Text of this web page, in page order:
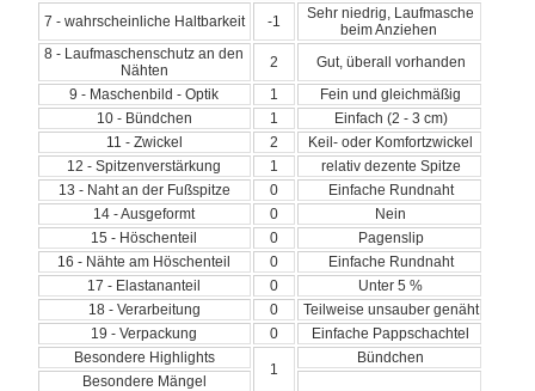
7 - wahrscheinliche Haltbarkeit
-1
Sehr niedrig, Laufmasche
beim Anziehen
8 - Laufmaschenschutz an den
Nähten
2
Gut, überall vorhanden
9 - Maschenbild - Optik
1
Fein und gleichmäßig
10 - Bündchen
1
Einfach (2 - 3 cm)
11 - Zwickel
2
Keil- oder Komfortzwickel
12 - Spitzenverstärkung
1
relativ dezente Spitze
13 - Naht an der Fußspitze
0
Einfache Rundnaht
14 - Ausgeformt
0
Nein
15 - Höschenteil
0
Pagenslip
16 - Nähte am Höschenteil
0
Einfache Rundnaht
17 - Elastananteil
0
Unter 5 %
18 - Verarbeitung
0
Teilweise unsauber genäht
19 - Verpackung
0
Einfache Pappschachtel
Besondere Highlights
1
Bündchen
Besondere Mängel